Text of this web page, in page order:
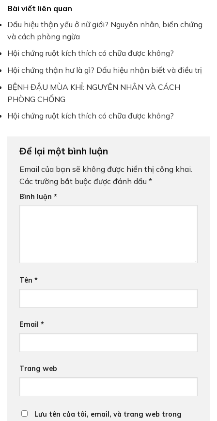
Bài viết liên quan
Dấu hiệu thận yếu ở nữ giới? Nguyên nhân, biến chứng
và cách phòng ngừa
Hội chứng ruột kích thích có chữa được không?
Hội chứng thận hư là gì? Dấu hiệu nhận biết và điều trị
BỆNH ĐẬU MÙA KHỈ: NGUYÊN NHÂN VÀ CÁCH
PHÒNG CHỐNG
Hội chứng ruột kích thích có chữa được không?
Để lại một bình luận
Email của bạn sẽ không được hiển thị công khai.
Các trường bắt buộc được đánh dấu *
Bình luận *
Tên *
Email *
Trang web
Lưu tên của tôi, email, và trang web trong